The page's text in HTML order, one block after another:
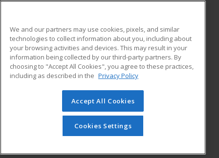
ADDITIONAL RESOURCES
Military
Financial Assistance
Help
Student Blog
© 2026 ed2go, a division of Cengage Learning. All rights
reserved. The material on this site cannot be reproduced or
redistributed unless you have obtained prior written
permission from Cengage Learning.Privacy Policy
We and our partners may use cookies, pixels, and similar
technologies to collect information about you, including about
your browsing activities and devices. This may result in your
information being collected by our third-party partners. By
choosing to "Accept All Cookies", you agree to these practices,
including as described in the Privacy Policy
Accept All Cookies
Cookies Settings